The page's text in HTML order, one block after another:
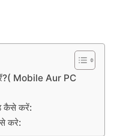
Mobile Aur PC
कैसे करें:
करे: